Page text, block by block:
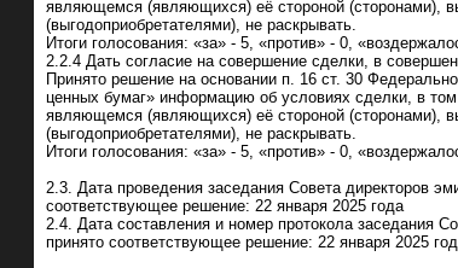
являющемся (являющихся) её стороной (сторонами),
(выгодоприобретателями), не раскрывать.
Итоги голосования: «за» - 5, «против» - 0,
2.2.4 Дать согласие на совершение сделки, в
Принято решение на основании п. 16 ст. 30
ценных бумаг» информацию об условиях сделки, в
являющемся (являющихся) её стороной (сторонами),
(выгодоприобретателями), не раскрывать.
Итоги голосования: «за» - 5, «против» - 0,
2.3. Дата проведения заседания Совета директоров
соответствующее решение: 22 января 2025 года
2.4. Дата составления и номер протокола заседания
принято соответствующее решение: 22 января 2025